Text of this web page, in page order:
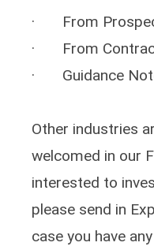
· From
· From
· Guidance
Other industries
welcomed in our
interested to
please send in
case you have